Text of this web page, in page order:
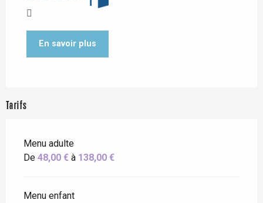
En savoir plus
Tarifs
Menu adulte
De 48,00 € à 138,00 €
Menu enfant